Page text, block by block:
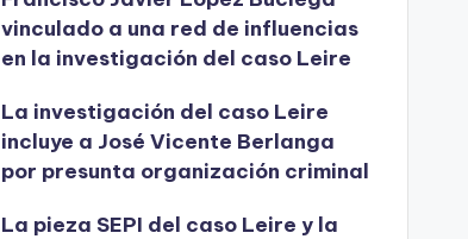
vinculado a una red de influencias
en la investigación del caso Leire
La investigación del caso Leire
incluye a José Vicente Berlanga
por presunta organización criminal
La pieza SEPI del caso Leire y la